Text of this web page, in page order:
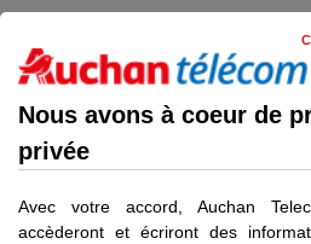
Skip
main
content Conditions générales
Conditions
Guide des Tarifs
Nous avons à coeur de
privée
Avec votre accord, Auchan
accèderont et écriront des